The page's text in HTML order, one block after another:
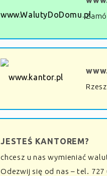
JESTEŚ KANTOREM?
chcesz u nas wymieniać
Odezwij się od nas – tel. 727